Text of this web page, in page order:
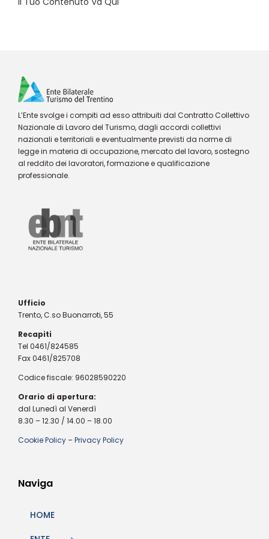
L’Ente svolge i compiti ad esso attribuiti dal Contratto Collettivo
Nazionale di Lavoro del Turismo, dagli accordi collettivi
nazionali e territoriali e eventualmente previsti da norme di
legge in materia di occupazione, mercato del lavoro, sostegno
al reddito dei lavoratori, formazione e qualificazione
professionale.
Ufficio
Trento, C.so Buonarroti, 55
Recapiti
Tel 0461/824585
Fax 0461/825708
Codice fiscale: 96028590220
Orario di apertura:
dal Lunedì al Venerdì
8.30 – 12.30 / 14.00 – 18.00
Cookie Policy –Privacy Policy
Naviga
HOME